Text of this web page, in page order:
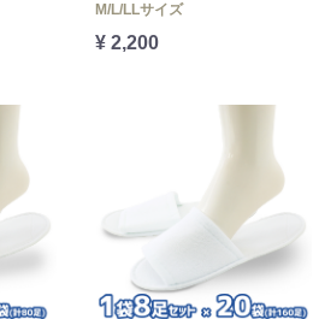
M/L/LLサイズ
¥ 2,200